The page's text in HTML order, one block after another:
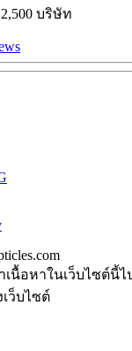
บริษัท
นื้อหาในเว็บไซต์นี้ไ
ว็บไซต์